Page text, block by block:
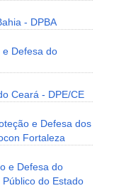
- DPBA
e Defesa do
Ceará - DPE/CE
e Defesa dos
Fortaleza
e Defesa do
do Estado